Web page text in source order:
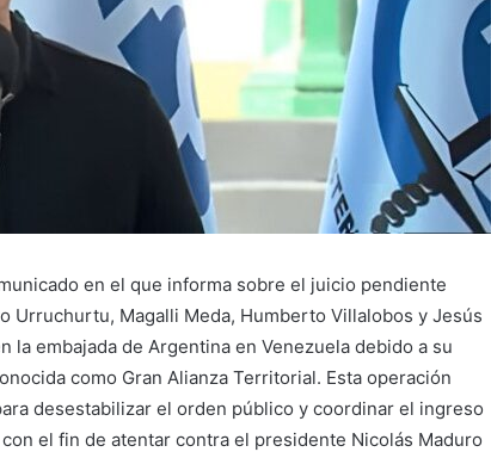
en el que informa sobre el juicio pendiente
Urruchurtu, Magalli Meda, Humberto Villalobos y Jesús
la embajada de Argentina en Venezuela debido a su
como Gran Alianza Territorial. Esta operación
desestabilizar el orden público y coordinar el ingreso
el fin de atentar contra el presidente Nicolás Maduro